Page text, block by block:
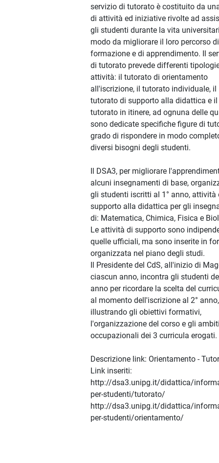
servizio di tutorato è costituito da
di attività ed iniziative rivolte ad
gli studenti durante la vita
modo da migliorare il loro percorso di
formazione e di apprendimento. Il
di tutorato prevede differenti
attività: il tutorato di orientamento
all'iscrizione, il tutorato individuale, il
tutorato di supporto alla didattica e il
tutorato in itinere, ad ognuna delle
sono dedicate specifiche figure di
grado di rispondere in modo
diversi bisogni degli studenti.
Il DSA3, per migliorare
alcuni insegnamenti di base,
gli studenti iscritti al 1° anno, attività
supporto alla didattica per gli
di: Matematica, Chimica, Fisica e
Le attività di supporto sono
quelle ufficiali, ma sono inserite in
organizzata nel piano degli studi.
Il Presidente del CdS, all'inizio di
ciascun anno, incontra gli studenti
anno per ricordare la scelta del
al momento dell'iscrizione al 2° anno,
illustrando gli obiettivi formativi,
l'organizzazione del corso e gli
occupazionali dei 3 curricula erogati.
Descrizione link: Orientamento -
Link inseriti:
http://dsa3.unipg.it/didattica/
per-studenti/tutorato/
http://dsa3.unipg.it/didattica/
per-studenti/orientamento/